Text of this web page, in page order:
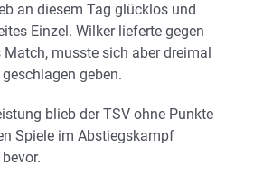
an diesem Tag glücklos und
Einzel. Wilker lieferte gegen
musste sich aber dreimal
geben.
blieb der TSV ohne Punkte
Spiele im Abstiegskampf